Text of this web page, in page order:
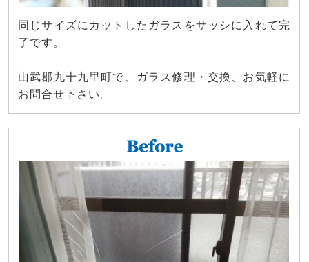
同じサイズにカットしたガラスをサッシに入れて完
了です。
山武郡九十九里町で、ガラス修理・交換、お気軽に
お問合せ下さい。